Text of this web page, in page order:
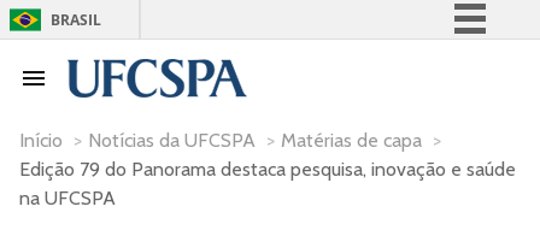
BRASIL
Participe
Acesso à informação
Início > Notícias da UFCSPA > Matérias de capa >
Edição 79 do Panorama destaca pesquisa, inovação e saúde
na UFCSPA